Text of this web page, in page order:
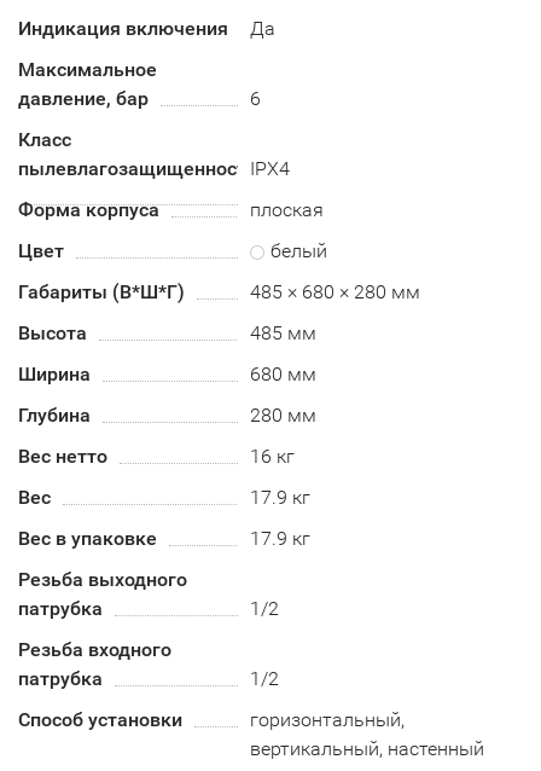
Индикация включения
Да
Максимальное
давление, бар
6
Класс
пылевлагозащищенностиIPX4
Форма корпуса
плоская
Цвет
белый
Габариты (В*Ш*Г)
485 × 680 × 280 мм
Высота
485 мм
Ширина
680 мм
Глубина
280 мм
Вес нетто
16 кг
Вес
17.9 кг
Вес в упаковке
17.9 кг
Резьба выходного
патрубка
1/2
Резьба входного
патрубка
1/2
Способ установки
горизонтальный,
вертикальный, настенный